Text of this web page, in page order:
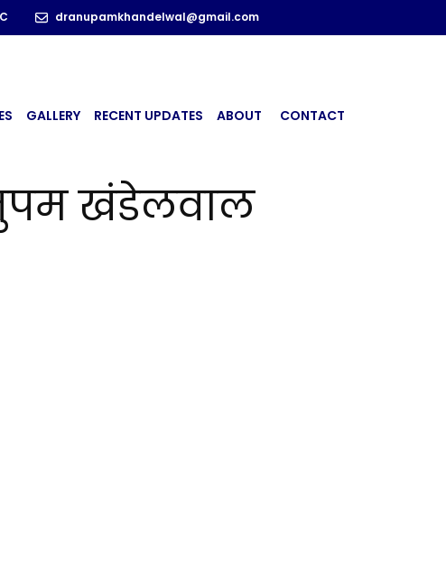
dranupamkhandelwal@gmail.com
GALLERY RECENT UPDATES ABOUT CONTACT
खंडेलवाल